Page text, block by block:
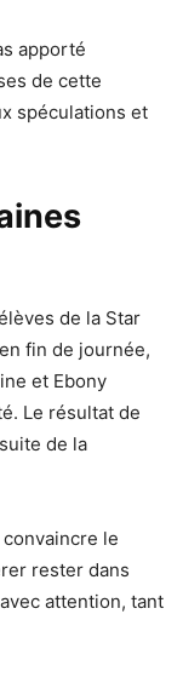
apporté
de cette
spéculations et
de la Star
fin de journée,
et Ebony
Le résultat de
de la
le
rester dans
attention, tant